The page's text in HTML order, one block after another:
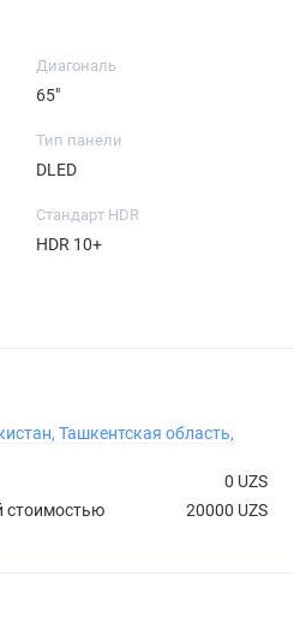
Диагональ
65"
Тип панели
DLED
Стандарт HDR
HDR 10+
Ташкентская область,
0 UZS
стоимостью
20000 UZS